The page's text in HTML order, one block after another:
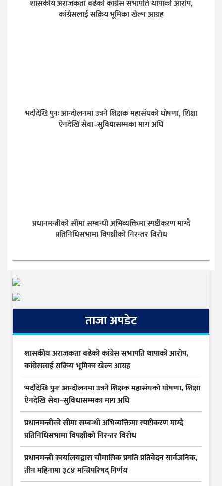
शासकीय अराजकता बढेको कांग्रेस सभापति थापाको आरोप,
कांग्रेसलाई सक्रिय भूमिका खेल्न आग्रह
भदौदेखि पुनः आन्दोलनमा उत्रने शिक्षक महासंघको घोषणा, शिक्षा
ऐनदेखि सेवा–सुविधासम्मका माग अघि
प्रधानमन्त्रीको सीमा सम्बन्धी अभिव्यक्तिमा स्पष्टीकरण माग्दै
प्रतिनिधिसभामा विपक्षीको निरन्तर विरोध
ताजा अपडेट
शासकीय अराजकता बढेको कांग्रेस सभापति थापाको आरोप,
कांग्रेसलाई सक्रिय भूमिका खेल्न आग्रह
भदौदेखि पुनः आन्दोलनमा उत्रने शिक्षक महासंघको घोषणा, शिक्षा
ऐनदेखि सेवा–सुविधासम्मका माग अघि
प्रधानमन्त्रीको सीमा सम्बन्धी अभिव्यक्तिमा स्पष्टीकरण माग्दै
प्रतिनिधिसभामा विपक्षीको निरन्तर विरोध
प्रधानमन्त्री कार्यालयद्वारा चौमासिक प्रगति प्रतिवेदन सार्वजनिक,
तीन महिनामा ३८४ मन्त्रिपरिषद् निर्णय